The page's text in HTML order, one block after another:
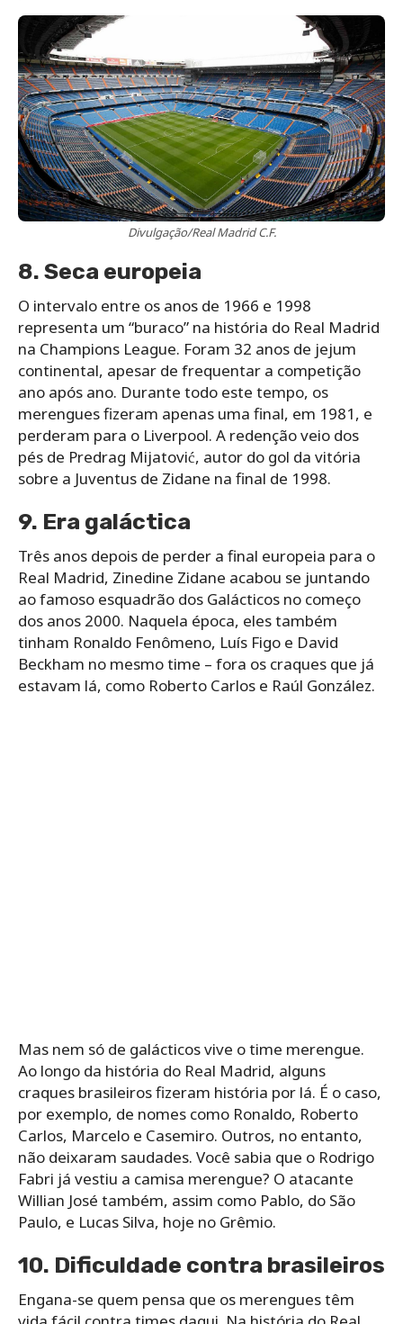
Divulgação/Real Madrid C.F.
8. Seca europeia
O intervalo entre os anos de 1966 e 1998
representa um “buraco” na história do Real Madrid
na Champions League. Foram 32 anos de jejum
continental, apesar de frequentar a competição
ano após ano. Durante todo este tempo, os
merengues fizeram apenas uma final, em 1981, e
perderam para o Liverpool. A redenção veio dos
pés de Predrag Mijatović, autor do gol da vitória
sobre a Juventus de Zidane na final de 1998.
9. Era galáctica
Três anos depois de perder a final europeia para o
Real Madrid, Zinedine Zidane acabou se juntando
ao famoso esquadrão dos Galácticos no começo
dos anos 2000. Naquela época, eles também
tinham Ronaldo Fenômeno, Luís Figo e David
Beckham no mesmo time – fora os craques que já
estavam lá, como Roberto Carlos e Raúl González.
Mas nem só de galácticos vive o time merengue.
Ao longo da história do Real Madrid, alguns
craques brasileiros fizeram história por lá. É o caso,
por exemplo, de nomes como Ronaldo, Roberto
Carlos, Marcelo e Casemiro. Outros, no entanto,
não deixaram saudades. Você sabia que o Rodrigo
Fabri já vestiu a camisa merengue? O atacante
Willian José também, assim como Pablo, do São
Paulo, e Lucas Silva, hoje no Grêmio.
10. Dificuldade contra brasileiros
Engana-se quem pensa que os merengues têm